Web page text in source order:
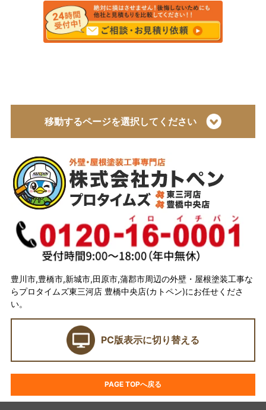
移動するページを選択してください
会社概要
代表取締役 加藤宜久よりご挨拶
イベント
カトペンの技術力
ショールーム
契約前に確認したい業者選びの7つのポイント
豊川市,豊橋市,新城市,田原市,蒲郡市周辺の外壁・屋根塗装工事な
らプロタイムズ東三河店 豊橋中央店(カトペン)にお任せくださ
い。
PC版表示に切り替える
PAGE TOPへ戻る